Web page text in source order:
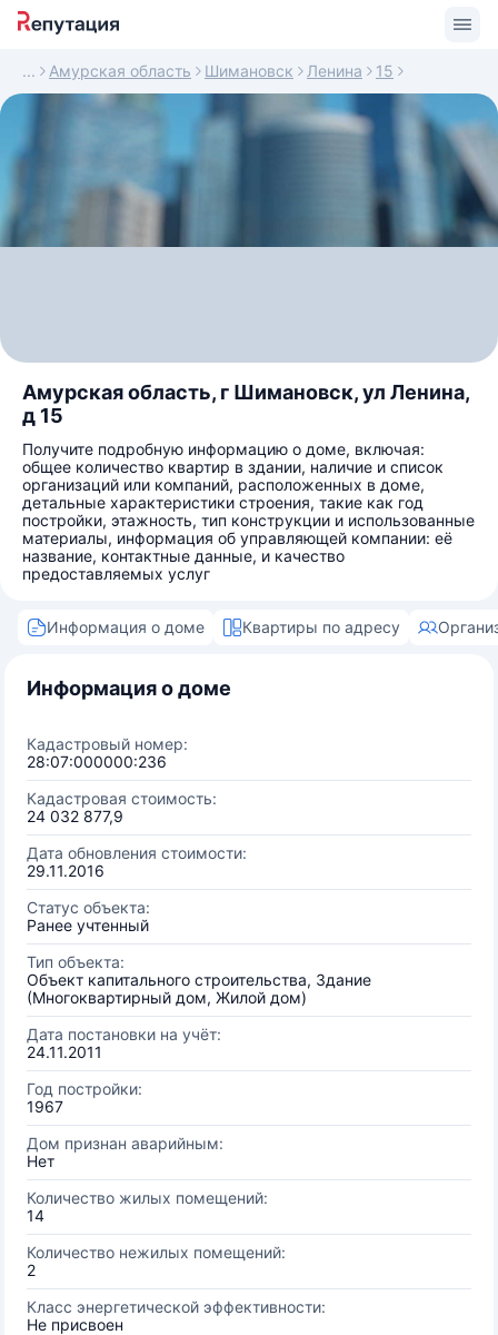
Амурская область Шимановск Ленина 15
Амурская область, г Шимановск, ул Ленина,
д 15
Получите подробную информацию о доме, включая:
общее количество квартир в здании, наличие и список
организаций или компаний, расположенных в доме,
детальные характеристики строения, такие как год
постройки, этажность, тип конструкции и использованные
материалы, информация об управляющей компании: её
название, контактные данные, и качество
предоставляемых услуг
Информация о доме Квартиры по адресу
Информация о доме
Кадастровый номер:
28:07:000000:236
Кадастровая стоимость:
24 032 877,9
Дата обновления стоимости:
29.11.2016
Статус объекта:
Ранее учтенный
Тип объекта:
Объект капитального строительства, Здание
(Многоквартирный дом, Жилой дом)
Дата постановки на учёт:
24.11.2011
Год постройки:
1967
Дом признан аварийным:
Нет
Количество жилых помещений:
14
Количество нежилых помещений:
2
Класс энергетической эффективности:
Не присвоен